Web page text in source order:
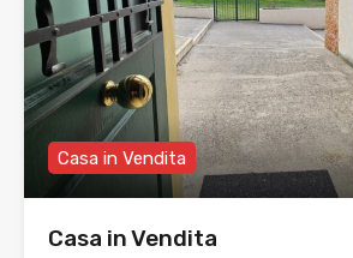
Casa in Vendita
Casa in Vendita